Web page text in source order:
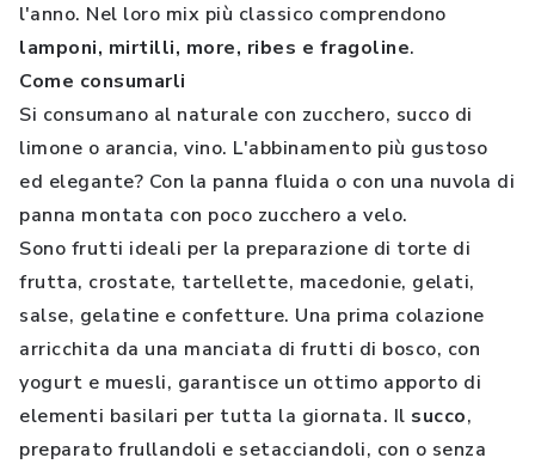
l'anno. Nel loro mix più classico comprendono
lamponi, mirtilli, more, ribes e fragoline.
Come consumarli
Si consumano al naturale con zucchero, succo di
limone o arancia, vino. L'abbinamento più gustoso
ed elegante? Con la panna fluida o con una nuvola di
panna montata con poco zucchero a velo.
Sono frutti ideali per la preparazione di torte di
frutta, crostate, tartellette, macedonie, gelati,
salse, gelatine e confetture. Una prima colazione
arricchita da una manciata di frutti di bosco, con
yogurt e muesli, garantisce un ottimo apporto di
elementi basilari per tutta la giornata. Il succo,
preparato frullandoli e setacciandoli, con o senza